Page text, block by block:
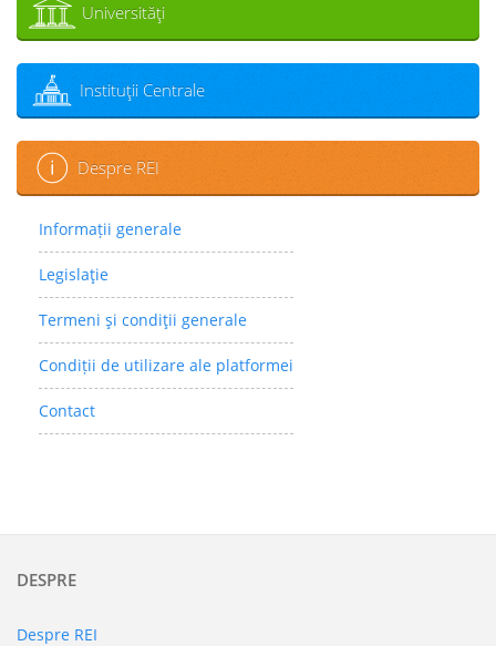
Universităţi
Instituţii Centrale
Despre REI
Informații generale
Legislaţie
Termeni şi condiţii generale
Condiții de utilizare ale platformei
Contact
DESPRE
Despre REI